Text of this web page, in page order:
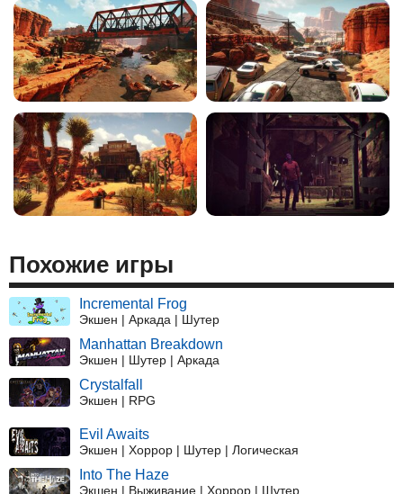
Похожие игры
Incremental Frog
Экшен | Аркада | Шутер
Manhattan Breakdown
Экшен | Шутер | Аркада
Crystalfall
Экшен | RPG
Evil Awaits
Экшен | Хоррор | Шутер | Логическая
Into The Haze
Экшен | Выживание | Хоррор | Шутер